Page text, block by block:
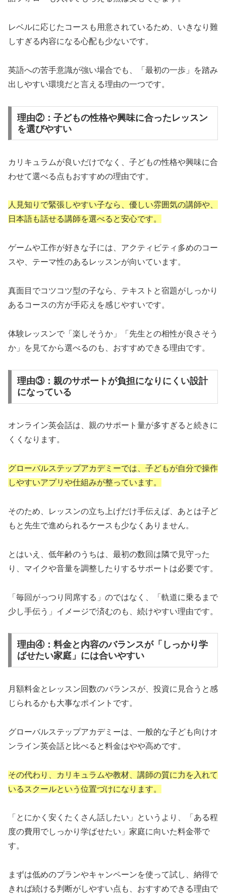
レベルに応じたコースも用意されているため、いきなり難
しすぎる内容になる心配も少ないです。
英語への苦手意識が強い場合でも、「最初の一歩」を踏み
出しやすい環境だと言える理由の一つです。
理由②：子どもの性格や興味に合ったレッスン
を選びやすい
カリキュラムが良いだけでなく、子どもの性格や興味に合
わせて選べる点もおすすめの理由です。
人見知りで緊張しやすい子なら、優しい雰囲気の講師や、
日本語も話せる講師を選べると安心です。
ゲームや工作が好きな子には、アクティビティ多めのコー
スや、テーマ性のあるレッスンが向いています。
真面目でコツコツ型の子なら、テキストと宿題がしっかり
あるコースの方が手応えを感じやすいです。
体験レッスンで「楽しそうか」「先生との相性が良さそう
か」を見てから選べるのも、おすすめできる理由です。
理由③：親のサポートが負担になりにくい設計
になっている
オンライン英会話は、親のサポート量が多すぎると続きに
くくなります。
グローバルステップアカデミーでは、子どもが自分で操作
しやすいアプリや仕組みが整っています。
そのため、レッスンの立ち上げだけ手伝えば、あとは子ど
もと先生で進められるケースも少なくありません。
とはいえ、低年齢のうちは、最初の数回は隣で見守った
り、マイクや音量を調整したりするサポートは必要です。
「毎回がっつり同席する」のではなく、「軌道に乗るまで
少し手伝う」イメージで済むのも、続けやすい理由です。
理由④：料金と内容のバランスが「しっかり学
ばせたい家庭」には合いやすい
月額料金とレッスン回数のバランスが、投資に見合うと感
じられるかも大事なポイントです。
グローバルステップアカデミーは、一般的な子ども向けオ
ンライン英会話と比べると料金はやや高めです。
その代わり、カリキュラムや教材、講師の質に力を入れて
いるスクールという位置づけになります。
「とにかく安くたくさん話したい」というより、「ある程
度の費用でしっかり学ばせたい」家庭に向いた料金帯で
す。
まずは低めのプランやキャンペーンを使って試し、納得で
きれば続ける判断がしやすい点も、おすすめできる理由で